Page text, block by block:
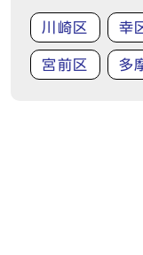
川崎区 幸
宮前区 多